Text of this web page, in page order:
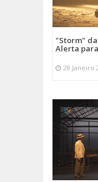
"Storm"
Alerta
28 Janeiro